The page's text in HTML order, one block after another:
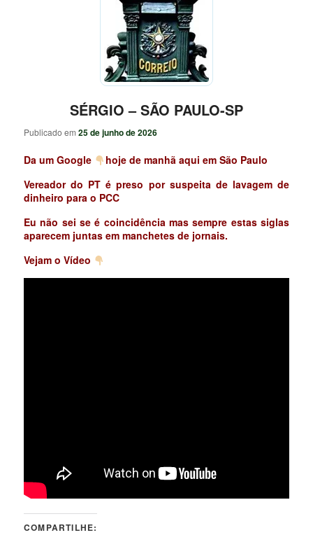
SÉRGIO – SÃO PAULO-SP
Publicado em25 de junho de 2026
Da um Google
hoje de manhã aqui em São Paulo
Vereador do PT é preso por suspeita de lavagem de
dinheiro para o PCC
Eu não sei se é coincidência mas sempre estas siglas
aparecem juntas em manchetes de jornais.
Vejam o Vídeo
COMPARTILHE: